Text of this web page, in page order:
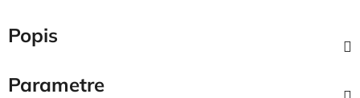
Popis
Parametre